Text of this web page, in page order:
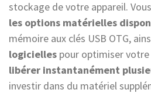
stockage de votre appareil.
les options matérielles
mémoire aux clés USB OTG,
logicielles pour optimiser
libérer instantanément
investir dans du matériel